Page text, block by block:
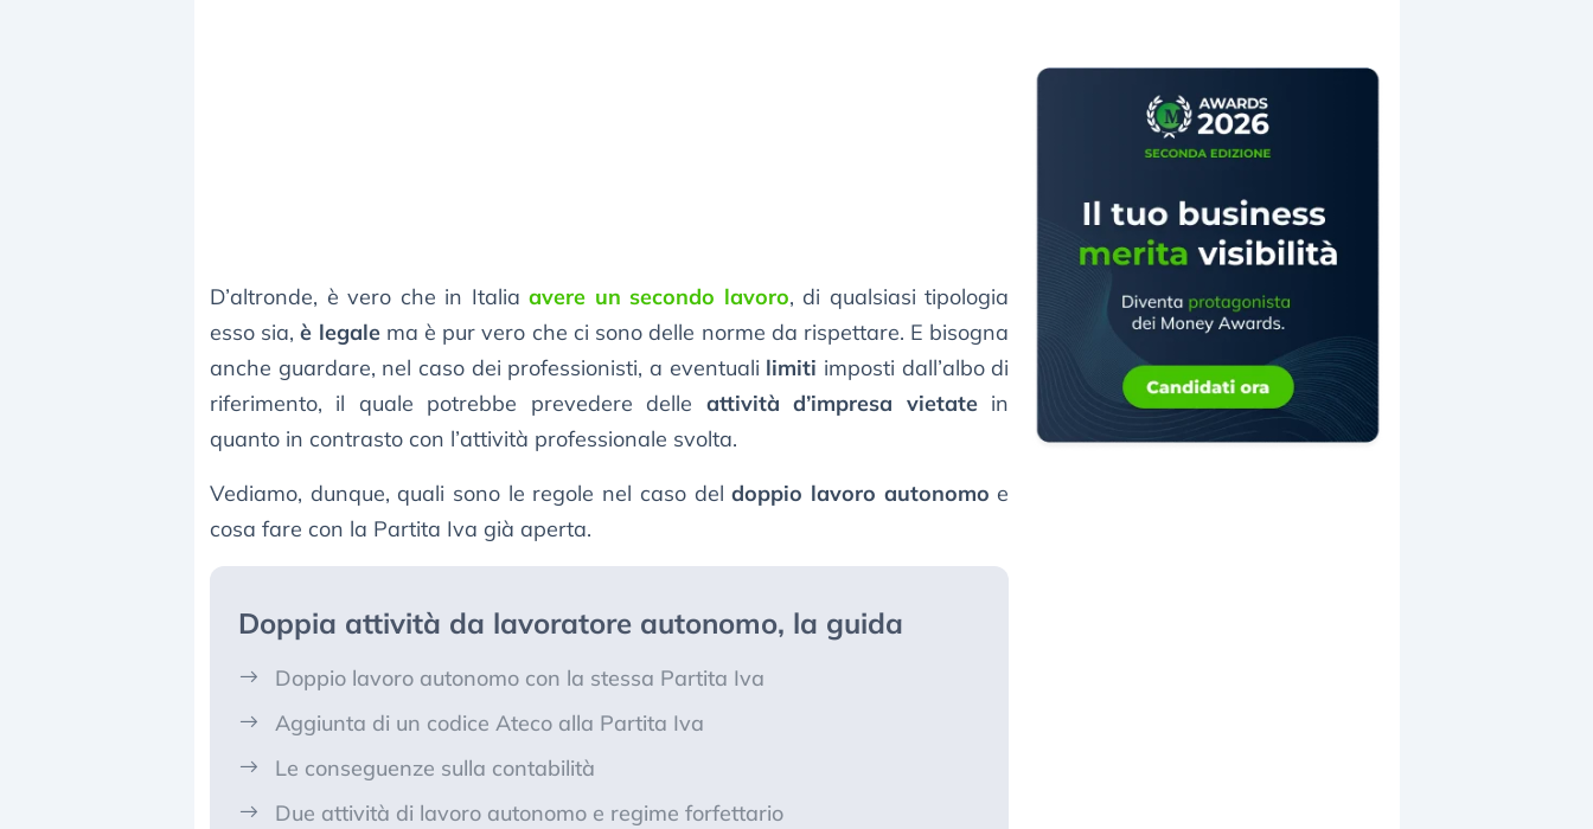
D’altronde, è vero che in Italiaavere un secondo lavoro, di qualsiasi tipologia
esso sia,è legalema è pur vero che ci sono delle norme da rispettare. E bisogna
anche guardare, nel caso dei professionisti, a eventuali limiti imposti dall’albo di
riferimento, il quale potrebbe prevedere delle attività d’impresa vietatein
quanto in contrasto con l’attività professionale svolta.
Vediamo, dunque, quali sono le regole nel caso deldoppio lavoro autonomo e
cosa fare con la Partita Iva già aperta.
Doppia attività da lavoratore autonomo, la guida
Doppio lavoro autonomo con la stessa Partita Iva
Aggiunta di un codice Ateco alla Partita Iva
Le conseguenze sulla contabilità
Due attività di lavoro autonomo e regime forfettario